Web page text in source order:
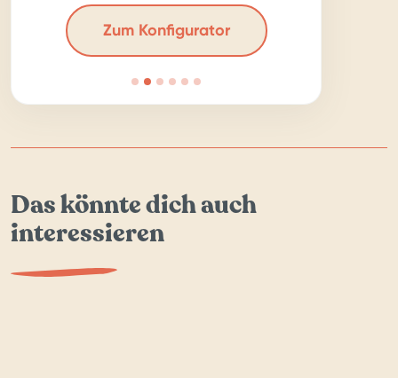
Zum Konfigurator
Das könnte dich auch
interessieren